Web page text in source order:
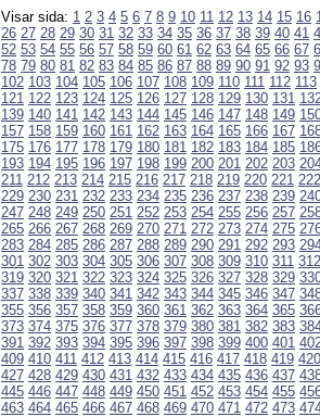
Visar sida: 1 2 3 4 5 6 7 8 9 10 11 12 13 14 15 16
26 27 28 29 30 31 32 33 34 35 36 37 38 39 40 41
52 53 54 55 56 57 58 59 60 61 62 63 64 65 66 67
78 79 80 81 82 83 84 85 86 87 88 89 90 91 92 93
102 103 104 105 106 107 108 109 110 111 112 113
121 122 123 124 125 126 127 128 129 130 131
139 140 141 142 143 144 145 146 147 148 149
157 158 159 160 161 162 163 164 165 166 167
175 176 177 178 179 180 181 182 183 184 185
193 194 195 196 197 198 199 200 201 202 203
211 212 213 214 215 216 217 218 219 220 221 222
229 230 231 232 233 234 235 236 237 238 239
247 248 249 250 251 252 253 254 255 256 257
265 266 267 268 269 270 271 272 273 274 275
283 284 285 286 287 288 289 290 291 292 293
301 302 303 304 305 306 307 308 309 310 311 312
319 320 321 322 323 324 325 326 327 328 329
337 338 339 340 341 342 343 344 345 346 347
355 356 357 358 359 360 361 362 363 364 365
373 374 375 376 377 378 379 380 381 382 383
391 392 393 394 395 396 397 398 399 400 401
409 410 411 412 413 414 415 416 417 418 419 420
427 428 429 430 431 432 433 434 435 436 437
445 446 447 448 449 450 451 452 453 454 455
463 464 465 466 467 468 469 470 471 472 473